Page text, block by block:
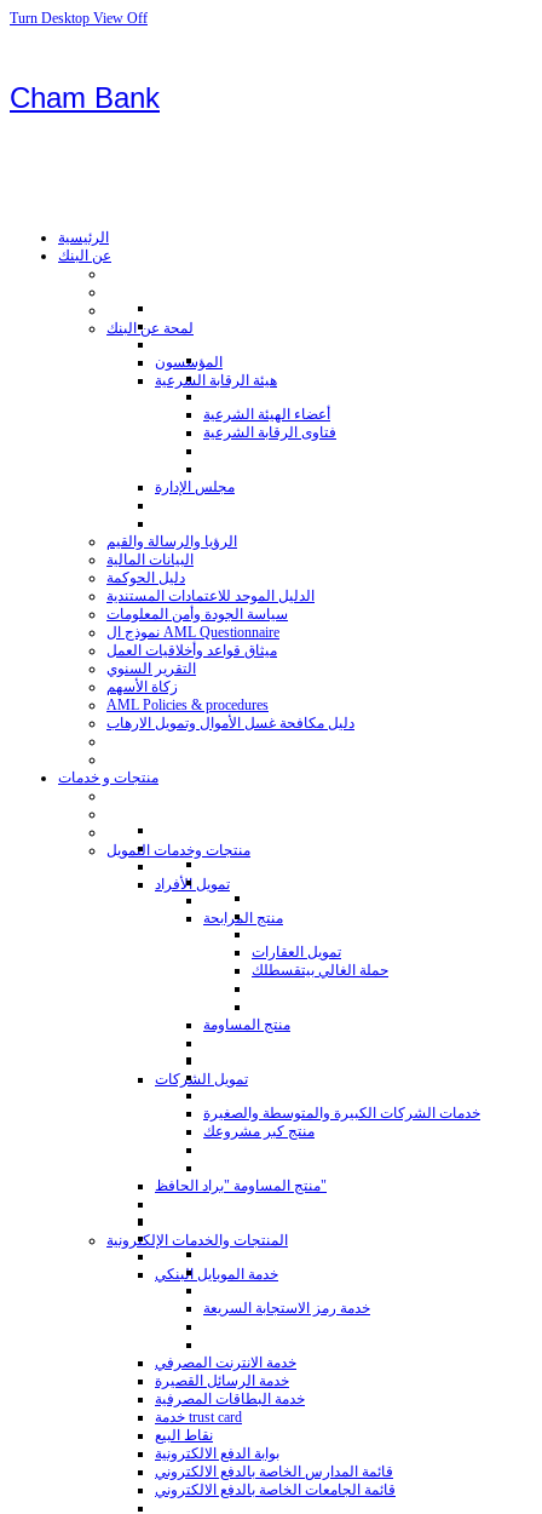
Turn Desktop View Off
Cham Bank
الرئيسية
عن البنك
لمحة عن البنك
المؤسسون
هيئة الرقابة الشرعية
أعضاء الهيئة الشرعية
فتاوى الرقابة الشرعية
مجلس الإدارة
الرؤيا والرسالة والقيم
البيانات المالية
دليل الحوكمة
الدليل الموحد للاعتمادات المستندية
سياسة الجودة وأمن المعلومات
نموذج ال AML Questionnaire
ميثاق قواعد وأخلاقيات العمل
التقرير السنوي
زكاة الأسهم
AML Policies & procedures
دليل مكافحة غسل الأموال وتمويل الارهاب
منتجات و خدمات
منتجات وخدمات التمويل
تمويل الأفراد
منتج المرابحة
تمويل العقارات
حملة الغالي بيتقسطلك
منتج المساومة
تمويل الشركات
خدمات الشركات الكبيرة والمتوسطة والصغيرة
منتج كبر مشروعك
منتج المساومة "براد الحافظ"
المنتجات والخدمات الإلكترونية
خدمة الموبايل البنكي
خدمة رمز الاستجابة السريعة
خدمة الانترنت المصرفي
خدمة الرسائل القصيرة
خدمة البطاقات المصرفية
خدمة trust card
نقاط البيع
بوابة الدفع الالكترونية
قائمة المدارس الخاصة بالدفع الالكتروني
قائمة الجامعات الخاصة بالدفع الالكتروني